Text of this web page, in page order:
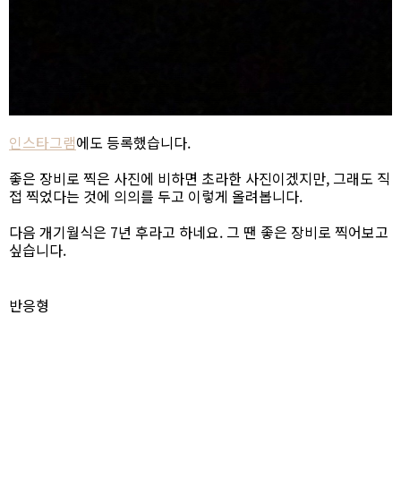
인스타그램에도 등록했습니다.
좋은 장비로 찍은 사진에 비하면 초라한 사진이겠지만, 그래도 직
접 찍었다는 것에 의의를 두고 이렇게 올려봅니다.
다음 개기월식은 7년 후라고 하네요. 그 땐 좋은 장비로 찍어보고
싶습니다.
반응형